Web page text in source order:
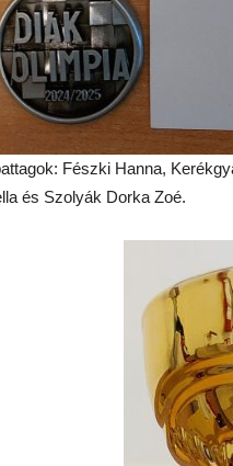
Fészki Hanna,
és Szolyák Dorka Zoé.